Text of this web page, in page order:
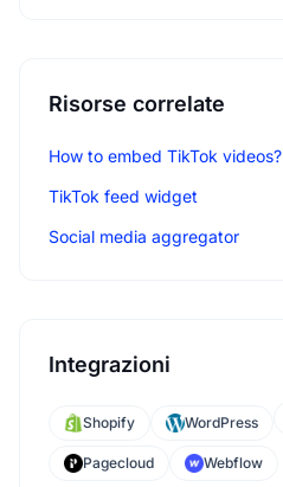
Risorse correlate
How to embed TikTok videos?
TikTok feed widget
Social media aggregator
Integrazioni
Shopify WordPress
Pagecloud Webflow